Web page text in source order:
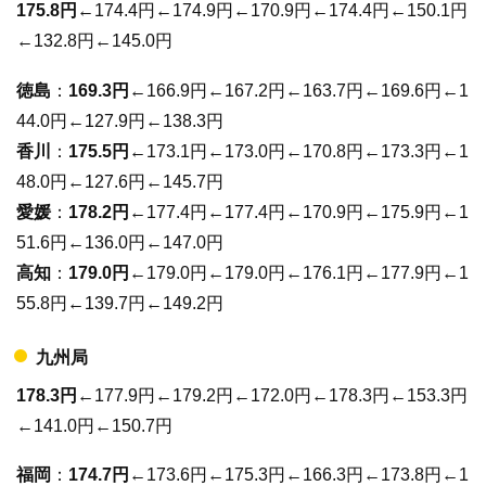
175.8円 ←174.4円←174.9円←170.9円←174.4円←150.1円
←132.8円←145.0円
徳島 ： 169.3円 ←166.9円←167.2円←163.7円←169.6円←1
44.0円←127.9円←138.3円
香川
： 175.5円 ←173.1円←173.0円←170.8円←173.3円←1
48.0円←127.6円←145.7円
愛媛 ： 178.2円 ←177.4円←177.4円←170.9円←175.9円←1
51.6円←136.0円←147.0円
高知 ： 179.0円 ←179.0円←179.0円←176.1円←177.9円←1
55.8円←139.7円←149.2円
九州局
178.3円 ←177.9円←179.2円←172.0円←178.3円←153.3円
←141.0円←150.7円
福岡 ： 174.7円 ←173.6円←175.3円←166.3円←173.8円←1